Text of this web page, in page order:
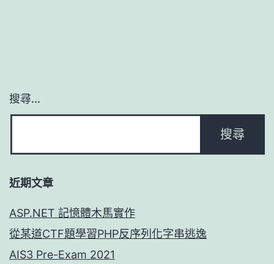
搜尋...
近期文章
ASP.NET 記憶體木馬實作
從某道CTF題學習PHP反序列化字串逃逸
AIS3 Pre-Exam 2021